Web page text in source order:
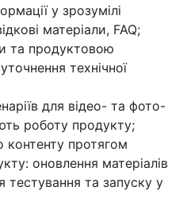
у зрозумілі
матеріали, FAQ;
та продуктовою
технічної
для відео- та фото-
роботу продукту;
контенту протягом
оновлення матеріалів
тестування та запуску у